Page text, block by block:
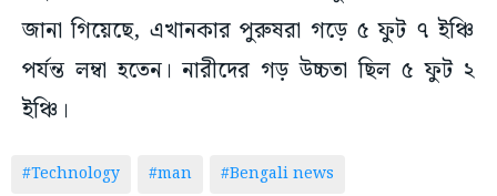
জানা গিয়েছে, এখানকার পুরুষরা গড়ে ৫ ফুট ৭ ইঞ্চি
পর্যন্ত লম্বা হতেন। নারীদের গড় উচ্চতা ছিল ৫ ফুট ২
ইঞ্চি।
#Technology #man
#Bengali news